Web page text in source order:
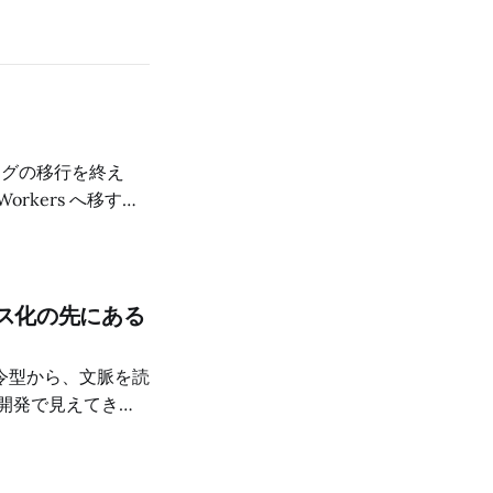
の移行を終え
へ移す作
化の先にある
型から、文脈を読
発で見えてき